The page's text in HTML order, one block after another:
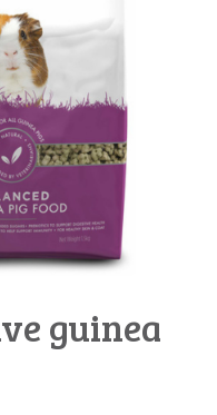
guinea